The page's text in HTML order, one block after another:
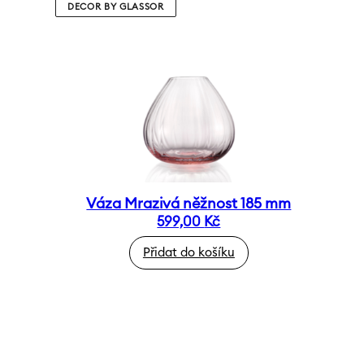
DECOR BY GLASSOR
Váza Mrazivá něžnost 185 mm
599,00 Kč
Přidat do košíku